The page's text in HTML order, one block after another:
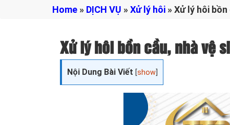
Home » DỊCH VỤ »Xử lý hôi »Xử lý hôi
Xử lý hôi bồn cầu, nhà vệ
Nội Dung Bài Viết [show